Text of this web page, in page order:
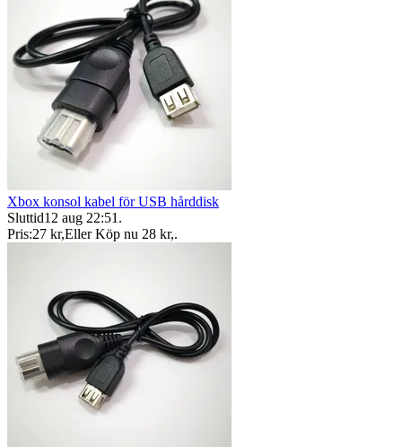
Xbox konsol kabel för USB hårddisk
Sluttid12 aug 22:51 .
Pris:27 kr,Eller Köp nu 28 kr,.